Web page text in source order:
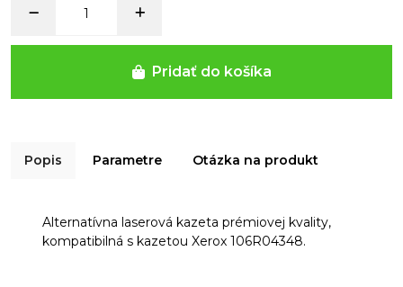
Pridať do košíka
Popis Parametre Otázka na produkt
Alternatívna laserová kazeta prémiovej kvality,
kompatibilná s kazetou Xerox 106R04348.